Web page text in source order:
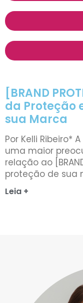
[BRAND
da Proteção
sua Marca
Por Kelli Ribeiro*
uma maior
relação ao
proteção de sua
Leia +